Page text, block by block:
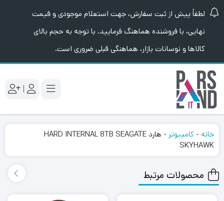
لطفاً پیش از ثبت سفارش، جهت استعلام موجودی و قیمت
نهایی، با فروشنده هماهنگ فرمایید. با توجه به حجم بالای
کالاها و نوسانات بازار، هماهنگی قبلی ضروری است.
|
خانه - کامپیوتر -
هارد HARD INTERNAL 8TB SEAGATE
SKYHAWK
محصولات مرتبط